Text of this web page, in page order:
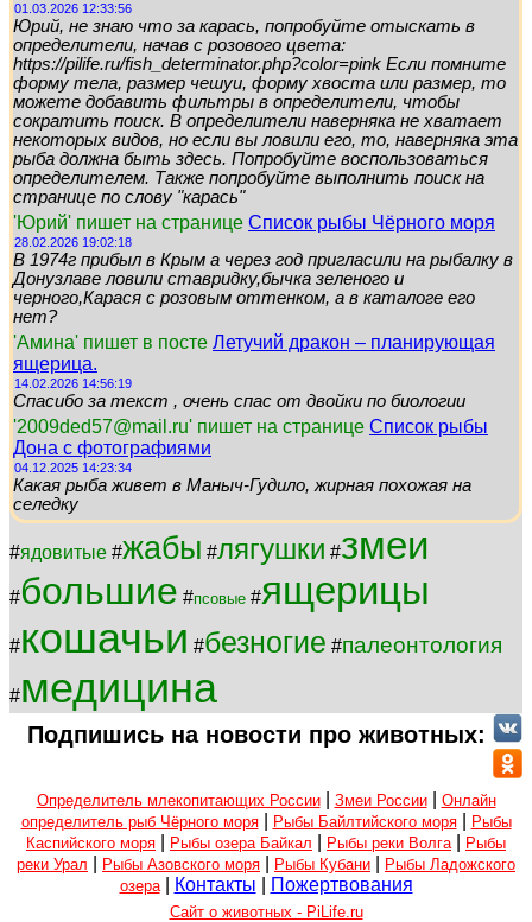
01.03.2026 12:33:56
Юрий, не знаю что за карась, попробуйте отыскать в
определители, начав с розового цвета:
https://pilife.ru/fish_determinator.php?color=pink Если помните
форму тела, размер чешуи, форму хвоста или размер, то
можете добавить фильтры в определители, чтобы
сократить поиск. В определители наверняка не хватает
некоторых видов, но если вы ловили его, то, наверняка эта
рыба должна быть здесь. Попробуйте воспользоваться
определителем. Также попробуйте выполнить поиск на
странице по слову "карась"
'Юрий' пишет на странице Список рыбы Чёрного моря
28.02.2026 19:02:18
В 1974г прибыл в Крым а через год пригласили на рыбалку в
Донузлаве ловили ставридку,бычка зеленого и
черного,Карася с розовым оттенком, а в каталоге его
нет?
'Амина' пишет в посте Летучий дракон – планирующая
ящерица.
14.02.2026 14:56:19
Спасибо за текст , очень спас от двойки по биологии
'2009ded57@mail.ru' пишет на странице Список рыбы
Дона с фотографиями
04.12.2025 14:23:34
Какая рыба живет в Маныч-Гудило, жирная похожая на
селедку
#ядовитые #жабы #лягушки #змеи
#большие #псовые #ящерицы
#кошачьи #безногие #палеонтология
#медицина
Подпишись на новости про животных:
Определитель млекопитающих России| Змеи России| Онлайн
определитель рыб Чёрного моря| Рыбы Байлтийского моря|
Рыбы
Каспийского моря
Рыбы озера Байкал Рыбы реки Волга
Рыбы
реки Урал
Рыбы Азовского моря Рыбы Кубани
Рыбы Ладожского
озера| Контакты Пожертвования
Сайт о животных - PiLife.ru